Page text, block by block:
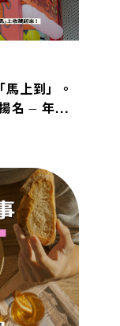
上到」。
名 – 年畫